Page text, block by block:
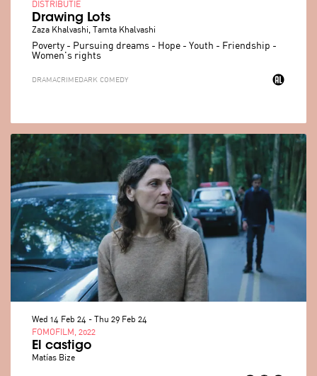
Drawing Lots
Zaza Khalvashi, Tamta Khalvashi
DISTRIBUTIE
Poverty - Pursuing dreams - Hope - Youth - Friendship -
Women's rights
DRAMACRIME DARK COMEDY
El castigo
Matías Bize
FOMOFILM, 2022
Wed 14 Feb 24 - Thu 29 Feb 24